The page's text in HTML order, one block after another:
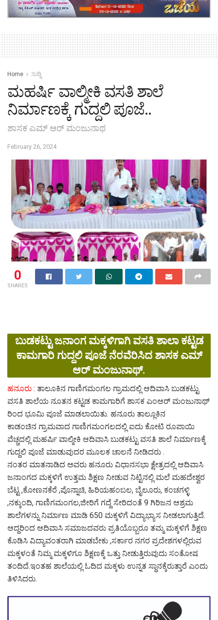
Home ಸುದ್ದಿ
ಮಹರ್ಷಿ ವಾಲ್ಮೀಕಿ ವಸತಿ ಶಾಲೆ
ನಿರ್ಮಾಣಕ್ಕೆ ಗುದ್ದಲಿ ಪೂಜೆ..
ಶಾಸಕ ಎಮ್ ಆರ್ ಮಂಜುನಾಥ
February 26, 2024
0
SHARES
ಬುಡಕಟ್ಟು ಜನಾಂಗ ಮಕ್ಕಳಿಗಾಗಿ ವಸತಿ ಶಾಲಾ ಕಟ್ಟಡ
ಕಾಮಗಾರಿ ಗುದ್ದಲಿ ಪೂಜೆ ನೆರವೆರಿಸಿದ ಶಾಸಕ ಎಮ್
ಆರ್ ಮಂಜುನಾಥ್.
ಹನೂರು : ತಾಲೂಕಿನ ಗಾಣಿಗಮಂಗಲ ಗ್ರಾಮದಲ್ಲಿ ಆದಿವಾಸಿ ಬುಡಕಟ್ಟು
ವಸತಿ ಶಾಲೆಯ ನೂತನ ಕಟ್ಟಡ ಕಾಮಗಾರಿಗೆ ಶಾಸಕ ಎಂಆರ್ ಮಂಜುನಾಥ್
ರಿಂದ ಭೂಮಿ ಪೂಜೆ ಮಾಡಲಾಯಿತು. ಹನೂರು ತಾಲ್ಲೂಕಿನ
ಕಾಡಂಚಿನ ಗ್ರಾಮವಾದ ಗಾಣಿಗಮಂಗಲದಲ್ಲಿ ಐದು ಕೋಟಿ ರೂಪಾಯಿ
ವೆಚ್ಚದಲ್ಲಿ ಮಹರ್ಷಿ ವಾಲ್ಮೀಕಿ ಆದಿವಾಸಿ ಬುಡಕಟ್ಟು ವಸತಿ ಶಾಲೆ ನಿರ್ಮಾಣಕ್ಕೆ
ಗುದ್ದಲಿ ಪೂಜೆ ಮಾಡುವುದರ ಮೂಲಕ ಚಾಲನೆ ನೀಡಿದರು .
ನಂತರ ಮಾತನಾಡಿದ ಅವರು ಹನೂರು ವಿಧಾನಸಭಾ ಕ್ಷೇತ್ರದಲ್ಲಿ ಆದಿವಾಸಿ
ಜನಾಂಗದ ಮಕ್ಕಳಿಗೆ ಉತ್ತಮ ಶಿಕ್ಷಣ ನೀಡುವ ನಿಟ್ಟಿನಲ್ಲಿ ಮಲೆ ಮಹದೇಶ್ವರ
ಬೆಟ್ಟ ,ಕೋಣನಕೆರೆ ,ಪೊನ್ನಾಚಿ, ಹಿರಿಯಹಂಬಲ, ಬೈಲೂರು, ಕಂಚಗಳ್ಳಿ
,ನಕ್ಕುಂದಿ, ಗಾಣಿಗಮಂಗಲ,ಜೀರಿಗೆ ಗದ್ದೆ ಸೇರಿದಂತೆ 9 ಗಿರಿಜನ ಆಶ್ರಮ
ಶಾಲೆಗಳನ್ನು ನಿರ್ಮಾಣ ಮಾಡಿ 650 ಮಕ್ಕಳಿಗೆ ವಿದ್ಯಾಭ್ಯಾಸ ನೀಡಲಾಗುತ್ತಿದೆ.
ಆದ್ದರಿಂದ ಆದಿವಾಸಿ ಸಮಾಜದವರು ಪ್ರತಿಯೊಬ್ಬರೂ ತಮ್ಮ ಮಕ್ಕಳಿಗೆ ಶಿಕ್ಷಣ
ಕೊಡಿಸಿ ವಿದ್ಯಾವಂತರಾಗಿ ಮಾಡಬೇಕು ,ಸರ್ಕಾರ ನಗರ ಪ್ರದೇಶಗಳಲ್ಲಿರುವ
ಮಕ್ಕಳಂತೆ ನಿಮ್ಮ ಮಕ್ಕಳಿಗೂ ಶಿಕ್ಷಣಕ್ಕೆ ಒತ್ತು ನೀಡುತ್ತಿರುವುದು ಸಂತೋಷ
ತಂದಿದೆ.ಇಂತಹ ಶಾಲೆಯಲ್ಲಿ ಓದಿದ ಮಕ್ಕಳು ಉನ್ನತ ಸ್ಥಾನಕ್ಕೆರುತ್ತಾರೆ ಎಂದು
ತಿಳಿಸಿದರು.